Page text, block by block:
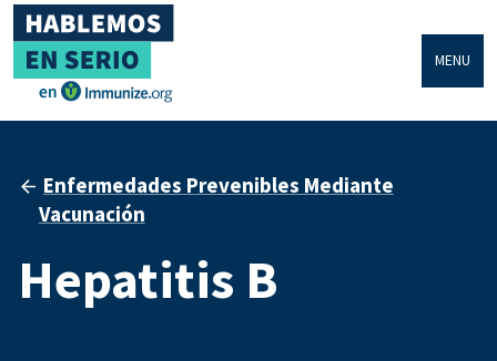
MENU
Enfermedades Prevenibles Mediante
Vacunación
Hepatitis B